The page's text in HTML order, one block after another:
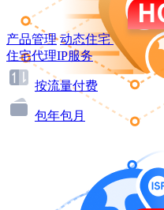
产品管理 动态住宅
住宅代理IP服务
按流量付费
包年包月